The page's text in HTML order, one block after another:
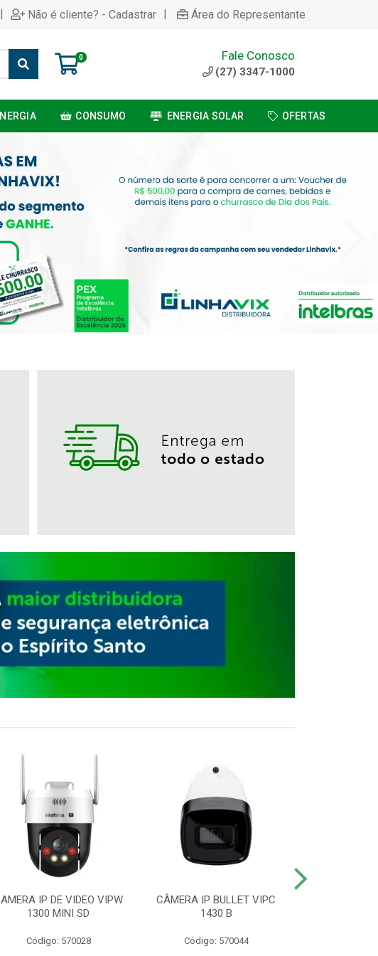
| Não é cliente? - Cadastrar | Área do Representante
0 Fale Conosco
(27) 3347-1000
CONSUMO ENERGIA SOLAR OFERTAS
IP DE VIDEO VIPW
1300 MINI SD
Código: 570028
CÂMERA IP BULLET VIPC
1430 B
Código: 570044